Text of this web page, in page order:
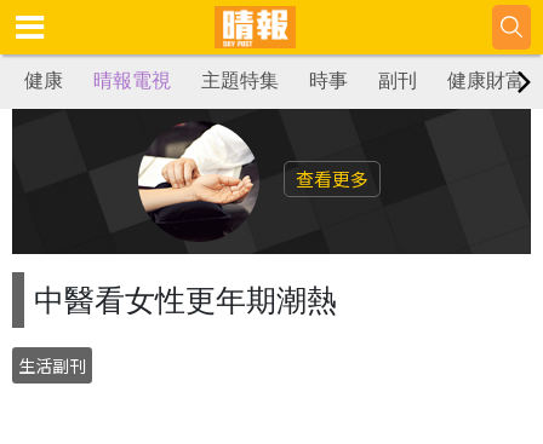
健康 晴報電視 主題特集 時事 副刊 健康財富
查看更多
中醫看女性更年期潮熱
生活副刊